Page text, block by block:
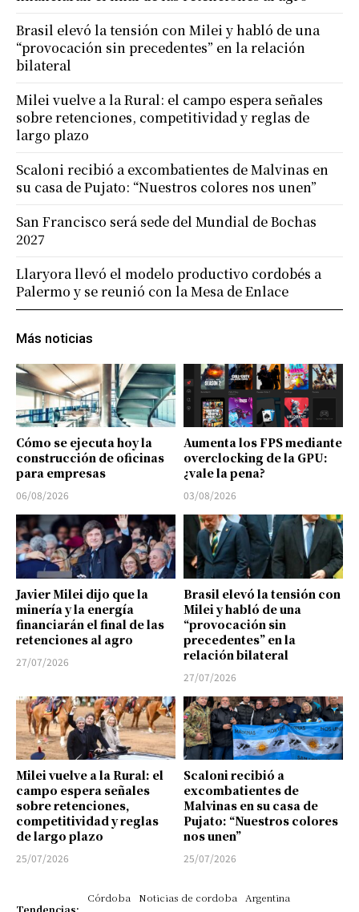
Más noticias
Cómo se ejecuta hoy la
construcción de oficinas
para empresas
06/08/2026
Aumenta los FPS mediante
overclocking de la GPU:
¿vale la pena?
03/08/2026
Javier Milei dijo que la
minería y la energía
financiarán el final de las
retenciones al agro
27/07/2026
Brasil elevó la tensión con
Milei y habló de una
“provocación sin
precedentes” en la
relación bilateral
27/07/2026
Milei vuelve a la Rural: el
campo espera señales
sobre retenciones,
competitividad y reglas
de largo plazo
25/07/2026
Scaloni recibió a
excombatientes de
Malvinas en su casa de
Pujato: “Nuestros colores
nos unen”
25/07/2026
Córdoba Noticias de cordoba Argentina
Brasil elevó la tensión con Milei y habló de una
“provocación sin precedentes” en la relación
bilateral
Milei vuelve a la Rural: el campo espera señales
sobre retenciones, competitividad y reglas de
largo plazo
Scaloni recibió a excombatientes de Malvinas en
su casa de Pujato: “Nuestros colores nos unen”
San Francisco será sede del Mundial de Bochas
2027
Llaryora llevó el modelo productivo cordobés a
Palermo y se reunió con la Mesa de Enlace